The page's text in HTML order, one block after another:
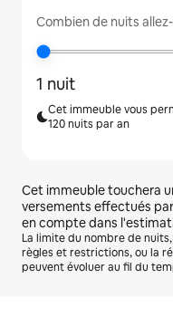
Combien de nuits
1 nuit
Cet immeuble vous
120 nuits par an
Cet immeuble touchera
versements effectués
en compte dans
La limite du nombre de
règles et restrictions, ou la
peuvent évoluer au fil du